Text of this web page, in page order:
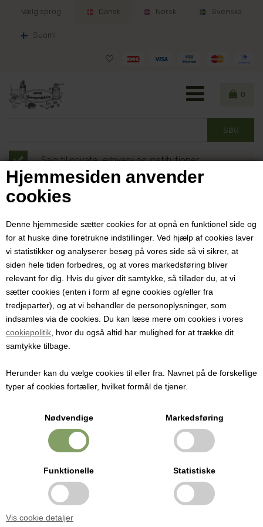
Hjemmesiden anvender
cookies
Denne hjemmeside sætter cookies for at opnå en funktionel side og
for at huske dine foretrukne indstillinger. Ved hjælp af cookies laver
vi statistikker og analyserer besøg på vores side så vi sikrer, at
siden hele tiden forbedres, og at vores markedsføring bliver
relevant for dig. Hvis du giver dit samtykke, så tillader du, at vi
sætter cookies (enten i form af egne cookies og/eller fra
tredjeparter), og at vi behandler de personoplysninger, som
indsamles via de cookies. Du kan læse mere om cookies i vores
cookiepolitik , hvor du også altid har mulighed for at trække dit
samtykke tilbage.
Herunder kan du vælge cookies til eller fra. Navnet på de forskellige
typer af cookies fortæller, hvilket formål de tjener.
Nødvendige Markedsføring
Funktionelle Statistiske
Vis cookie detaljer
Vælg sprog: Dansk Norsk Svenska
Suomi
0
Salg til private, erhverv og institutioner
Ordrer sendes indenfor 1-2 hverdage
Velkommen til Dansk
Hjemmeproduktion
OBS: Ny adresse fra mandag 3.
november, 2025. Holmevej 1, 7361
Vores idé er grundlæggende at udvikle, producere og markedsføre
materialer, udstyr og ingredienser til lette og gennemprøvede
metoder til fremstilling og konservering af fødevarer. Det vil sige
Samtidig er der i anvisningerne lagt vægt på at undgå madsminke og
unødvendige tilsætningsstoffer.
LÆS MERE
Se vores Instagram
DANSK HJEMMEPRODUKTION
Holmevej 1, DK-7361 Ejstrupholm
+45 6267 1447
info@hjemmeproduktion.dk